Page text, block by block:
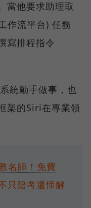
當他要求助理取
作流平台) 任務
寫排程指令
統動手做事，也
架的Siri在專業領
名師！免費
只陪考還懂解